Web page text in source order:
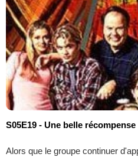
S05E19 - Une belle récompense
Alors que le groupe continuer